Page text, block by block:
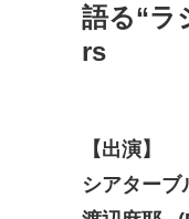
語る“ラ
rs
【出演】
シアターブ